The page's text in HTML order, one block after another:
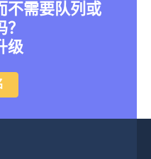
不需要队列或
级